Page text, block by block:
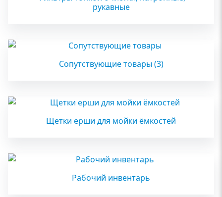
рукавные
Сопутствующие товары(3)
Щетки ерши для мойки ёмкостей
Рабочий инвентарь